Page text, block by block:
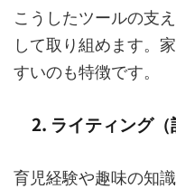
こうしたツールの支
して取り組めます。
すいのも特徴です。
2. ライティング（
育児経験や趣味の知